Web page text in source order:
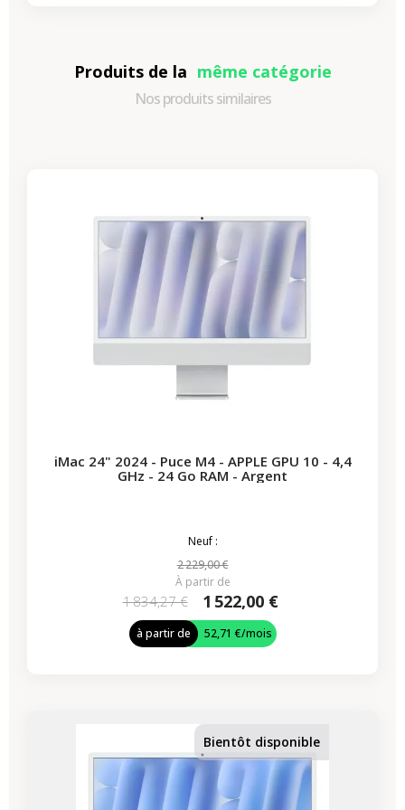
Produits de la même catégorie
Nos produits similaires
iMac 24" 2024 - Puce M4 - APPLE GPU 10 - 4,4
GHz - 24 Go RAM - Argent
Neuf :
2 229,00 €
À partir de
1 834,27 € 1 522,00 €
à partir de 52,71 €/mois
Bientôt disponible